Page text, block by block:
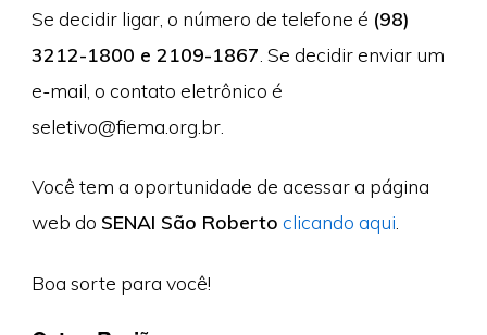
Se decidir ligar, o número de telefone é (98)
3212-1800 e 2109-1867 . Se decidir enviar um
e-mail, o contato eletrônico é
seletivo@fiema.org.br.
Você tem a oportunidade de acessar a página
web do SENAI São Roberto clicando aqui
Boa sorte para você!